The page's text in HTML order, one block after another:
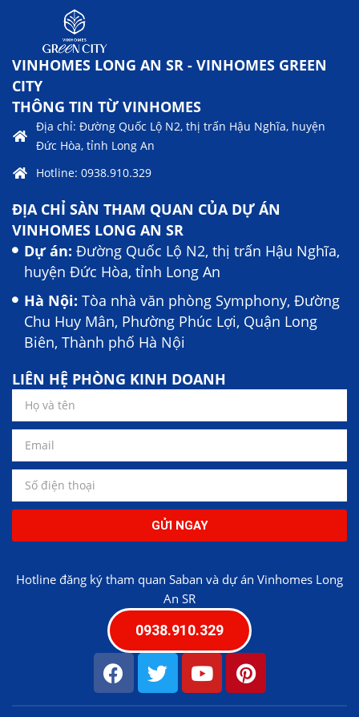
VINHOMES LONG AN SR - VINHOMES GREEN
CITY
THÔNG TIN TỪ VINHOMES
Địa chỉ: Đường Quốc Lộ N2, thị trấn Hậu Nghĩa, huyện
Đức Hòa, tỉnh Long An
Hotline: 0938.910.329
ĐỊA CHỈ SÀN THAM QUAN CỦA DỰ ÁN
VINHOMES LONG AN SR
Dự án: Đường Quốc Lộ N2, thị trấn Hậu Nghĩa,
huyện Đức Hòa, tỉnh Long An
Hà Nội: Tòa nhà văn phòng Symphony, Đường
Chu Huy Mân, Phường Phúc Lợi, Quận Long
Biên, Thành phố Hà Nội
LIÊN HỆ PHÒNG KINH DOANH
GỬI NGAY
Hotline đăng ký tham quan Saban và dự án Vinhomes Long
An SR
0938.910.329